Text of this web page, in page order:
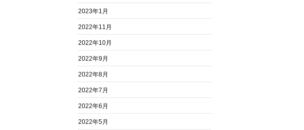
2023年1月
2022年11月
2022年10月
2022年9月
2022年8月
2022年7月
2022年6月
2022年5月